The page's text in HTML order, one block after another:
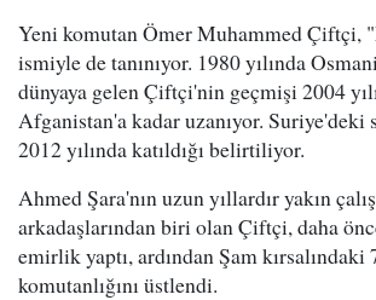
Yeni komutan Ömer Muhammed Çiftçi,
ismiyle de tanınıyor. 1980 yılında
dünyaya gelen Çiftçi'nin geçmişi 2004
Afganistan'a kadar uzanıyor. Suriye'deki
2012 yılında katıldığı belirtiliyor.
Ahmed Şara'nın uzun yıllardır yakın
arkadaşlarından biri olan Çiftçi, daha
emirlik yaptı, ardından Şam kırsalındaki
komutanlığını üstlendi.